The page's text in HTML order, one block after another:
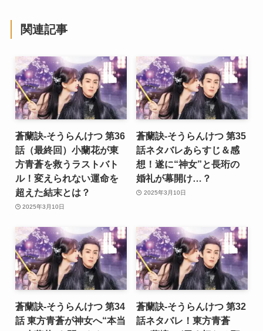
関連記事
蒼蘭訣-そうらんけつ 第36
話（最終回）小蘭花が東
方青蒼を救うラストバト
ル！変えられない運命を
超えた結末とは？
2025年3月10日
蒼蘭訣-そうらんけつ 第35
話ネタバレあらすじ＆感
想！遂に“神女”と長珩の
婚礼が幕開け…？
2025年3月10日
蒼蘭訣-そうらんけつ 第34
話 東方青蒼が神女へ“本当
蒼蘭訣-そうらんけつ 第32
話ネタバレ！東方青蒼